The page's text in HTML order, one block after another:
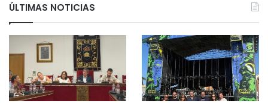
ÚLTIMAS NOTICIAS